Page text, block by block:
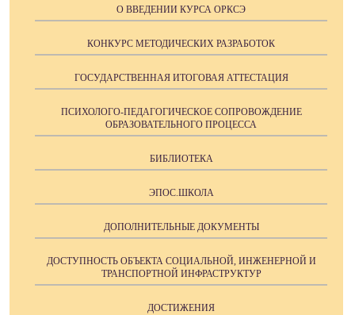
О ВВЕДЕНИИ КУРСА ОРКСЭ
КОНКУРС МЕТОДИЧЕСКИХ РАЗРАБОТОК
ГОСУДАРСТВЕННАЯ ИТОГОВАЯ АТТЕСТАЦИЯ
ПСИХОЛОГО-ПЕДАГОГИЧЕСКОЕ СОПРОВОЖДЕНИЕ
ОБРАЗОВАТЕЛЬНОГО ПРОЦЕССА
БИБЛИОТЕКА
ЭПОС.ШКОЛА
ДОПОЛНИТЕЛЬНЫЕ ДОКУМЕНТЫ
ДОСТУПНОСТЬ ОБЪЕКТА СОЦИАЛЬНОЙ, ИНЖЕНЕРНОЙ И
ТРАНСПОРТНОЙ ИНФРАСТРУКТУР
ДОСТИЖЕНИЯ